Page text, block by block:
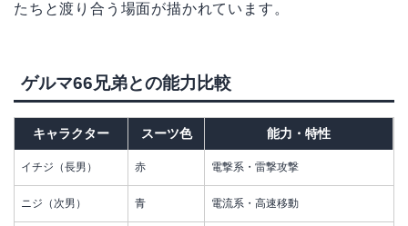
たちと渡り合う場面が描かれています。
ゲルマ66兄弟との能力比較
キャラクター スーツ色 能力・特性
イチジ（長男） 赤 電撃系・雷撃攻撃
ニジ（次男） 青 電流系・高速移動